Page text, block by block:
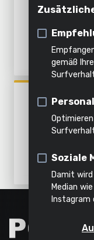
Werkzeuge
Alle
Produkte
registrieren
Schrauber
gemäß
Soziale
Damit
Median